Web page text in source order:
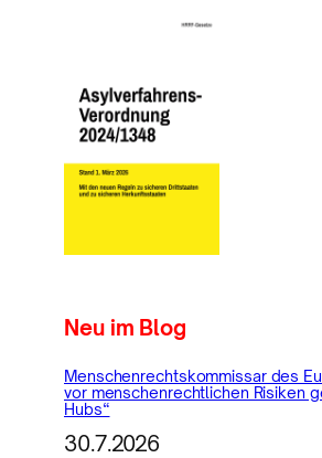
Neu im Blog
Menschenrechtskommissar des
vor menschenrechtlichen Risiken
Hubs“
30.7.2026